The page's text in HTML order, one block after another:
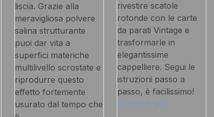
liscia. Grazie alla
meravigliosa polvere
salina strutturante
puoi dar vita a
superfici materiche
multilivello scrostate e
riprodurre questo
effetto fortemente
usurato dal tempo che
rivestire scatole
rotonde con le carte
da parati Vintage e
trasformarle in
elegantissime
cappelliere. Segui le
istruzioni passo a
passo, è facilissimo!
Scopri di più